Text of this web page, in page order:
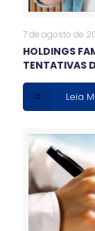
7 de agosto de
HOLDINGS
TENTATIVAS
Leia